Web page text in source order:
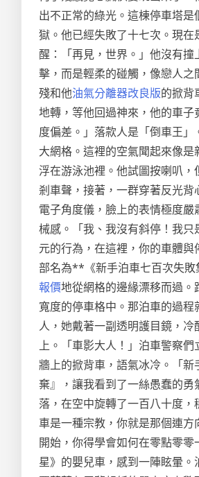
出不正常的綠光。這棟停車塔
獄。他已經失敗了十七次。現
醒：「再見，世界。」他沒有
擊，而是輕柔的碰觸，像戀人
殘和他油氣分離器改良版的掀背
地轉，等他回過神來，他的車
度偏差。」落款人是「倒車王
大網格。這裡的空氣聞起來像
浮在游泳池裡。他試圖按喇叭
剎車聲，接著，一群穿著反光
電子角度儀，臉上的表情極度
械感。「我、我沒有斜停！我
元的行為，在這裡，你的車體
部名為**《新手泊車七百次失敗
報價地從網格的邊緣漂移而過
寬度的停車格中。那泊車的過
人，她戴著一副透明護目鏡，
上。「車影大人！」泊車警察
牆上的掀背車，語氣冰冷。「
棄』，讓我看到了一絲愚蠢的
落，在空中旋轉了一百八十度
車是一種宗教，你就是那個連
開始，你得學會如何在零點零
星》的嬰兒車，感到一陣眩暈